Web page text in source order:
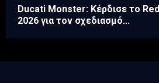
Ducati Monster: Κέρδισε το
2026 για τον σχεδιασμό...